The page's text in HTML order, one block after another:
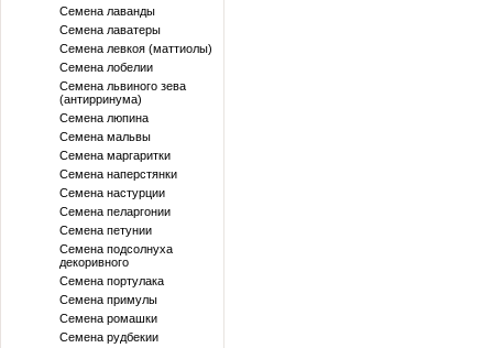
Семена лаванды
Семена лаватеры
Семена левкоя (маттиолы)
Семена лобелии
Семена львиного зева
(антирринума)
Семена люпина
Семена мальвы
Семена маргаритки
Семена наперстянки
Семена настурции
Семена пеларгонии
Семена петунии
Семена подсолнуха
декоривного
Семена портулака
Семена примулы
Семена ромашки
Семена рудбекии